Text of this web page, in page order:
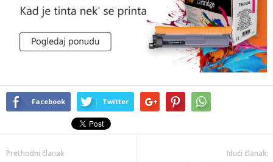
Facebook Twitter
Prethodni članak Idući članak